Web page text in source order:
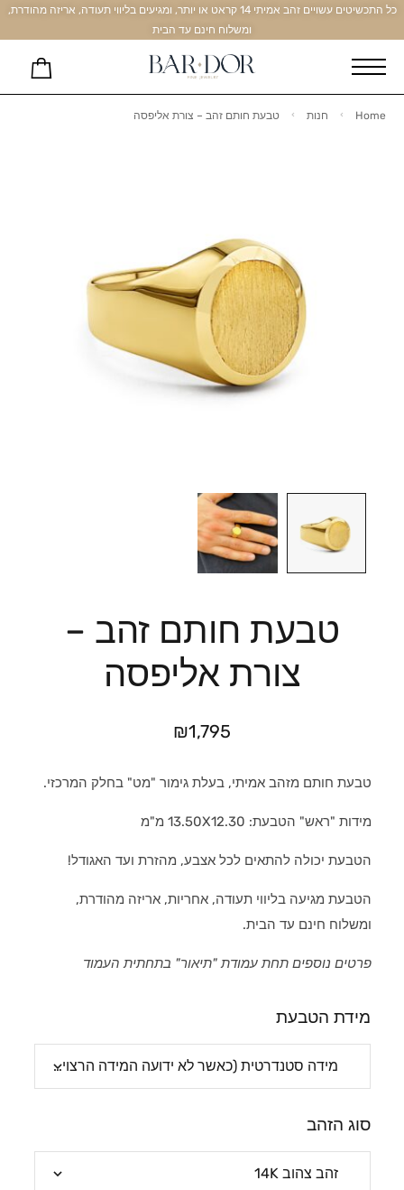
כל התכשיטים עשויים זהב אמיתי 14 קראט או יותר, ומגיעים בליווי תעודה, אריזה מהודרת,
ומשלוח חינם עד הבית
Home חנות טבעת חותם זהב – צורת אליפסה
טבעת חותם זהב –
צורת אליפסה
₪1,795
טבעת חותם מזהב אמיתי, בעלת גימור "מט" בחלק המרכזי.
מידות "ראש" הטבעת: 13.50X12.30 מ"מ
הטבעת יכולה להתאים לכל אצבע, מהזרת ועד האגודל!
הטבעת מגיעה בליווי תעודה, אחריות, אריזה מהודרת,
ומשלוח חינם עד הבית.
פרטים נוספים תחת עמודת "תיאור" בתחתית העמוד
מידת הטבעת
סוג הזהב